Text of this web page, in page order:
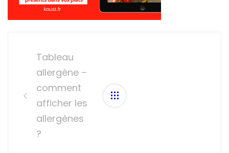
navigationTableau
allergène –
comment
afficher les
allergènes
?